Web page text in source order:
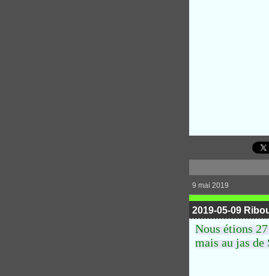
9 mai 2019
2019-05-09
Nous étions
mais au jas de